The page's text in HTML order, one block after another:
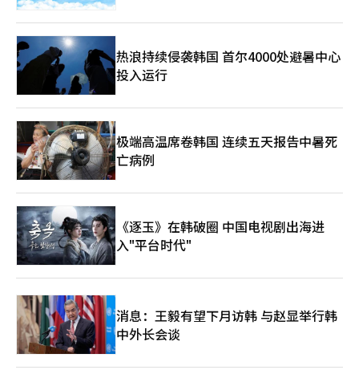
热浪持续侵袭韩国 首尔4000处避暑中心
投入运行
极端高温席卷韩国 连续五天报告中暑死
亡病例
《逐玉》在韩破圈 中国电视剧出海进
入"平台时代"
消息：王毅有望下月访韩 与赵显举行韩
中外长会谈